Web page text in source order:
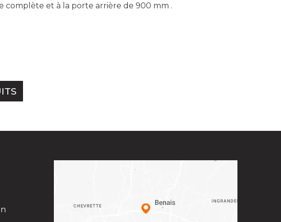
complète et à la porte arrière de 900 mm .